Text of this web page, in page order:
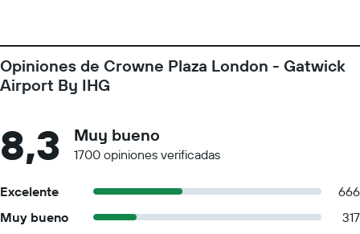
Opiniones de Crowne Plaza London - Gatwick
Airport By IHG
8,3 Muy bueno
1700 opiniones verificadas
Excelente
666
Muy bueno
317